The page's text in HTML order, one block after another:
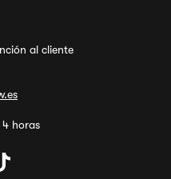
al cliente
4 horas